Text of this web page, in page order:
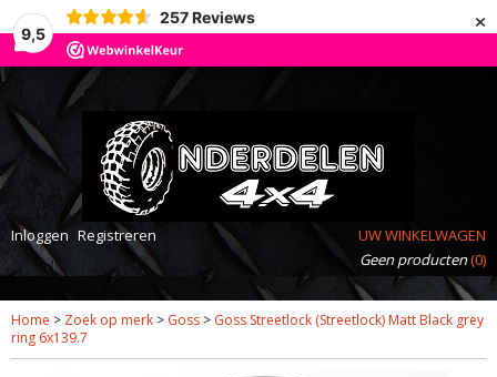
9,5
257 Reviews ×
Inloggen Registreren
UW WINKELWAGEN
Geen producten(0)
Home > Zoek op merk > Goss > Goss Streetlock (Streetlock) Matt Black grey
ring 6x139.7